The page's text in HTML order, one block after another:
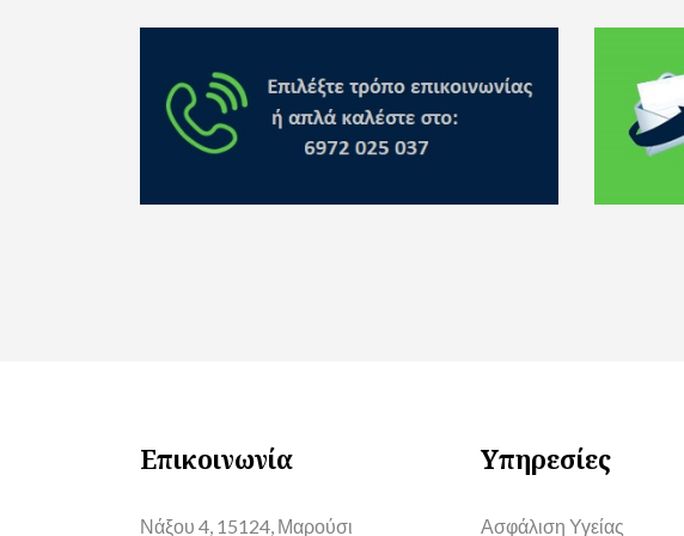
Επικοινωνία
Νάξου 4, 15124, Μαρούσι
Υπηρεσίες
Ασφάλιση Υγείας